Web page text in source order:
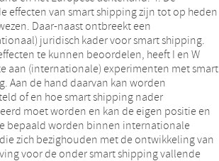
effecten van smart shipping zijn tot op heden
Daar-naast ontbreekt een
juridisch kader voor smart shipping.
te kunnen beoordelen, heeft I en W
aan (internationale) experimenten met smart
Aan de hand daarvan kan worden
of en hoe smart shipping nader
moet worden en kan de eigen positie en
bepaald worden binnen internationale
zich bezighouden met de ontwikkeling van
voor de onder smart shipping vallende
gewijzigd om een wettelijk
voor experimenten met autonome
. België kent met ingang van mei 2018 een
regeling inzake experimenten met
voertuigen. Het Verenigd Koninkrijk
2018 de Automated and Electric Vehicles
Ook in Nederland is bij Wet van
2018 de Wegenverkeerswet 1994
om experimenten met geautomatiseerde